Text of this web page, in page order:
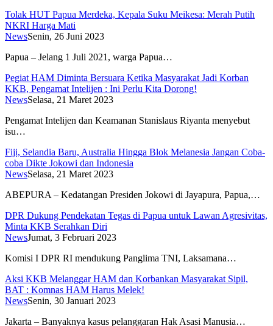
Tolak HUT Papua Merdeka, Kepala Suku Meikesa: Merah Putih
NKRI Harga Mati
NewsSenin, 26 Juni 2023
Papua – Jelang 1 Juli 2021, warga Papua…
Pegiat HAM Diminta Bersuara Ketika Masyarakat Jadi Korban
KKB, Pengamat Intelijen : Ini Perlu Kita Dorong!
NewsSelasa, 21 Maret 2023
Pengamat Intelijen dan Keamanan Stanislaus Riyanta menyebut
isu…
Fiji, Selandia Baru, Australia Hingga Blok Melanesia Jangan Coba-
coba Dikte Jokowi dan Indonesia
NewsSelasa, 21 Maret 2023
ABEPURA – Kedatangan Presiden Jokowi di Jayapura, Papua,…
DPR Dukung Pendekatan Tegas di Papua untuk Lawan Agresivitas,
Minta KKB Serahkan Diri
NewsJumat, 3 Februari 2023
Komisi I DPR RI mendukung Panglima TNI, Laksamana…
Aksi KKB Melanggar HAM dan Korbankan Masyarakat Sipil,
BAT : Komnas HAM Harus Melek!
NewsSenin, 30 Januari 2023
Jakarta – Banyaknya kasus pelanggaran Hak Asasi Manusia…